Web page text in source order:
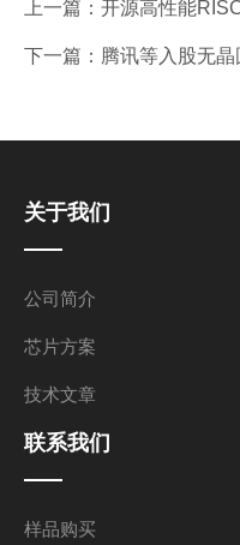
上一篇： 开源高性能
下一篇： 腾讯等入股无
关于我们
公司简介
芯片方案
技术文章
联系我们
样品购买